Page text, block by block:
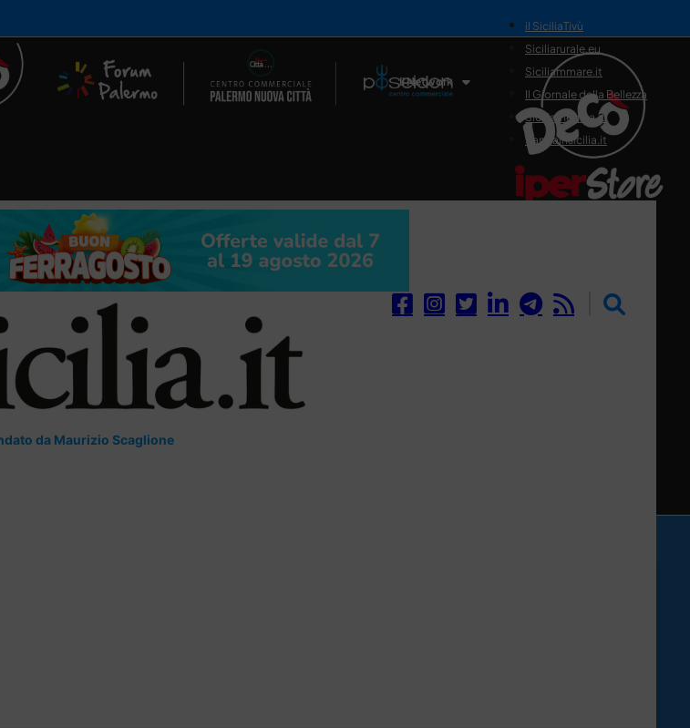
Il Network
il SiciliaTivù
Siciliarurale.eu
Siciliammare.it
Il Giornale della Bellezza
Siciliamedica.it
Sanitainsicilia.it
da Maurizio Scaglione